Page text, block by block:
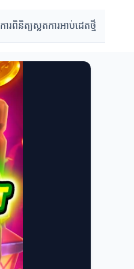
ការពិនិត្យស្លតការអាប់ដេតថ្មី